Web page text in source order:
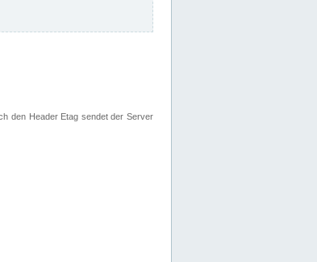
den Header Etag sendet der Server